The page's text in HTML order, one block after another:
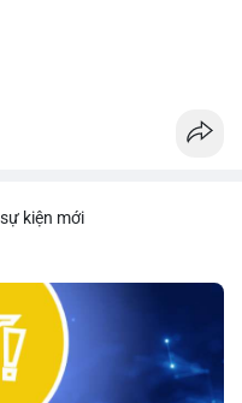
kiện mới